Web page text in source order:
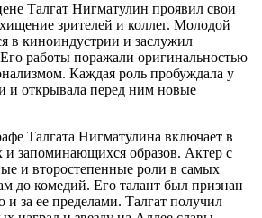
Талгат Нигматулин проявил свои
зрителей и коллег. Молодой
в киноиндустрии и заслужил
работы поражали оригинальностью
Каждая роль пробуждала у
и открывала перед ним новые
Талгата Нигматулина включает в
и запоминающихся образов. Актер с
и второстепенные роли в самых
до комедий. Его талант был признан
и за ее пределами. Талгат получил